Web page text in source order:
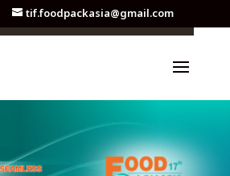
tif.foodpackasia@gmail.com